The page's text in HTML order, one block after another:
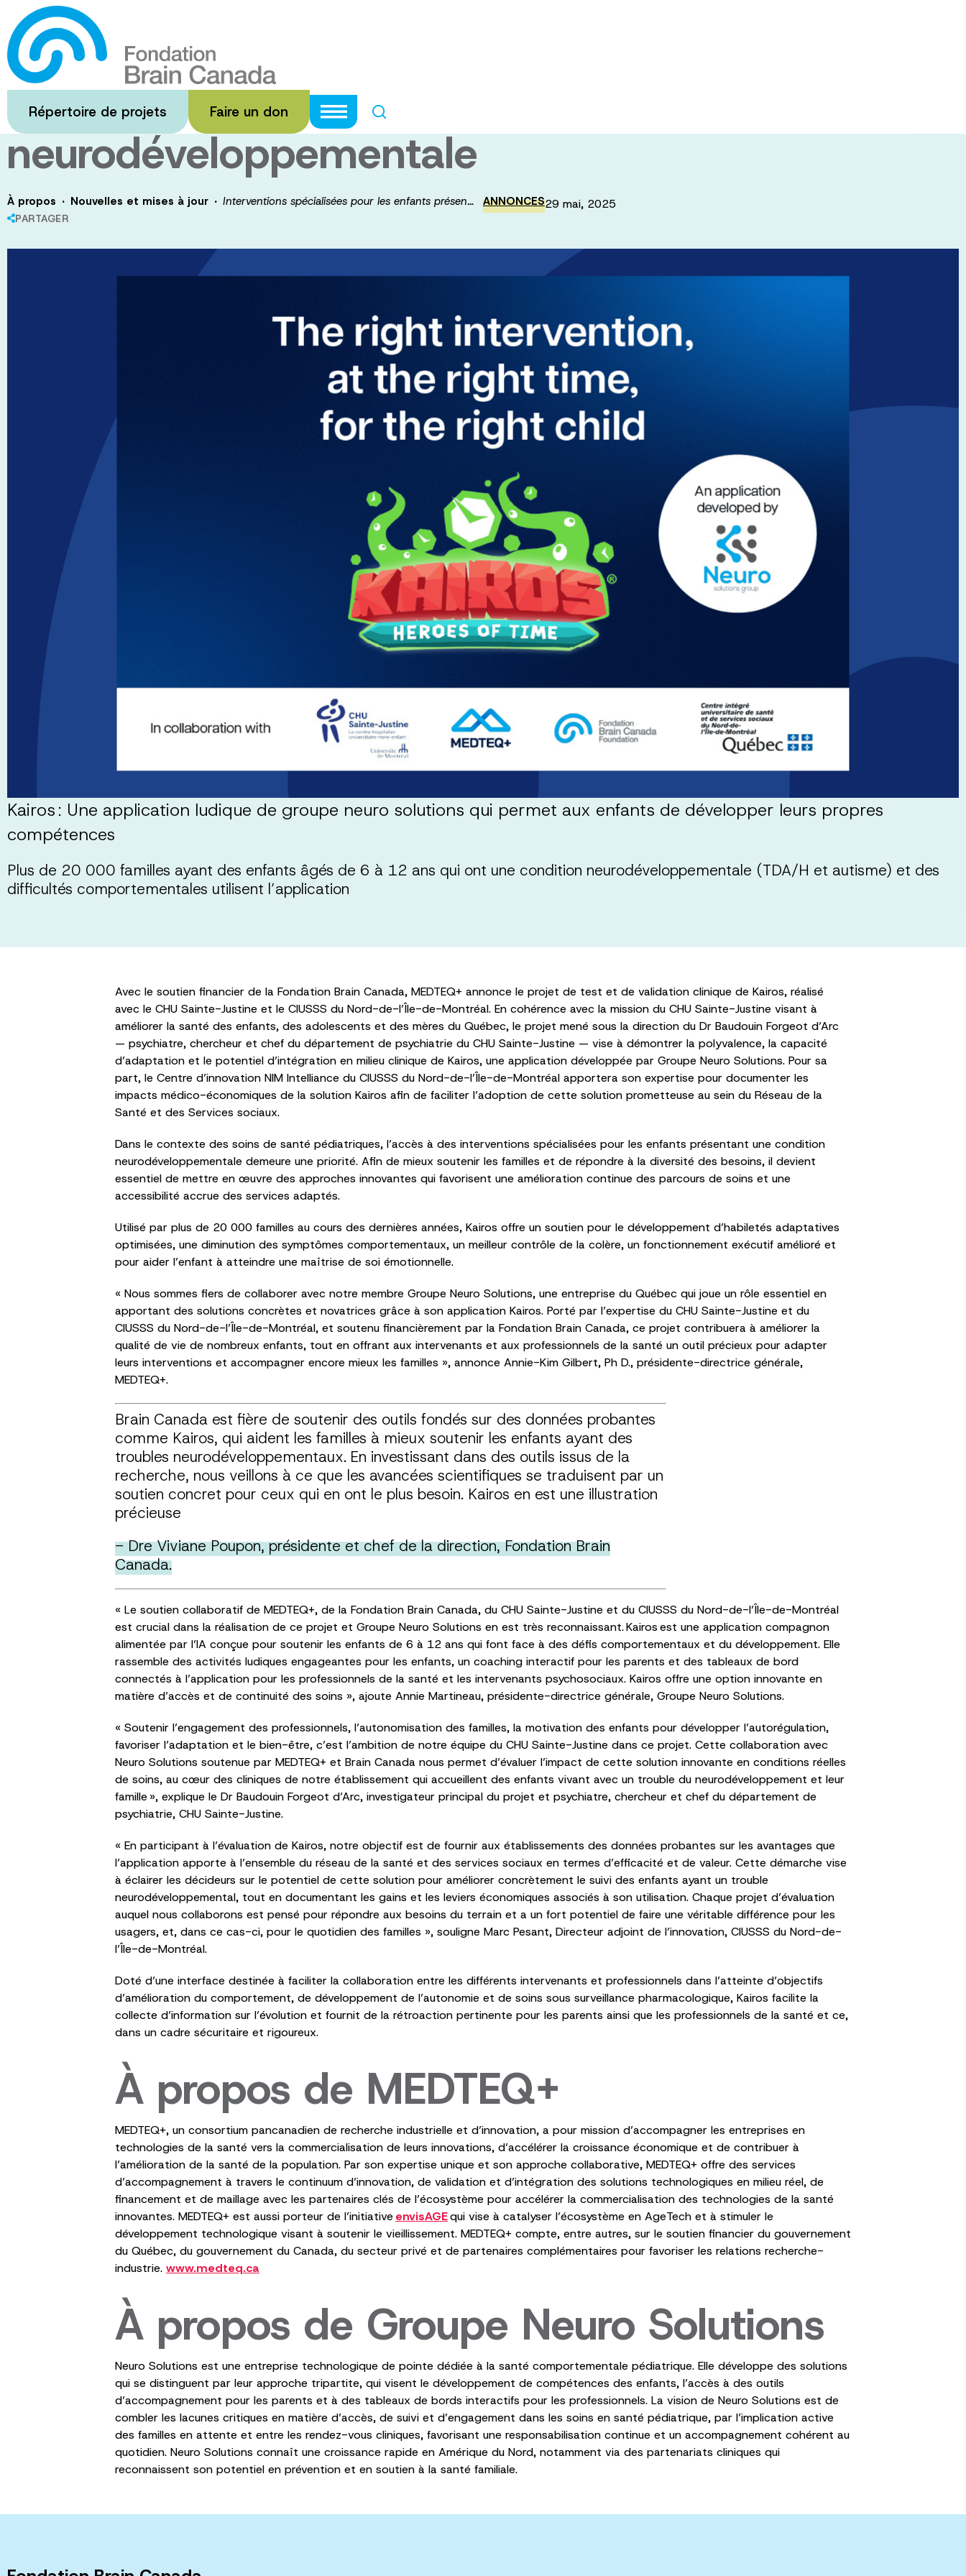
Passer
au
contenu
principal
Répertoire de projets Faire un don
Interventions spécialisées pour les enfants
présentant une condition
neurodéveloppementale
À propos · Nouvelles et mises à jour · Interventions spécialisées pour les enfants présen…
PARTAGER
ANNONCES29 mai, 2025
Kairos : Une application ludique de groupe neuro solutions qui permet aux enfants de développer leurs propres
compétences
Plus de 20 000 familles ayant des enfants âgés de 6 à 12 ans qui ont une condition neurodéveloppementale (TDA/H et autisme) et des
difficultés comportementales utilisent l’application
Avec le soutien financier de la Fondation Brain Canada, MEDTEQ+ annonce le projet de test et de validation clinique de Kairos, réalisé
avec le CHU Sainte-Justine et le CIUSSS du Nord-de-l’Île-de-Montréal. En cohérence avec la mission du CHU Sainte-Justine visant à
améliorer la santé des enfants, des adolescents et des mères du Québec, le projet mené sous la direction du Dr Baudouin Forgeot d’Arc
— psychiatre, chercheur et chef du département de psychiatrie du CHU Sainte-Justine — vise à démontrer la polyvalence, la capacité
d’adaptation et le potentiel d’intégration en milieu clinique de Kairos, une application développée par Groupe Neuro Solutions. Pour sa
part, le Centre d’innovation NIM Intelliance du CIUSSS du Nord-de-l’Île-de-Montréal apportera son expertise pour documenter les
impacts médico-économiques de la solution Kairos afin de faciliter l’adoption de cette solution prometteuse au sein du Réseau de la
Santé et des Services sociaux.
Dans le contexte des soins de santé pédiatriques, l’accès à des interventions spécialisées pour les enfants présentant une condition
neurodéveloppementale demeure une priorité. Afin de mieux soutenir les familles et de répondre à la diversité des besoins, il devient
essentiel de mettre en œuvre des approches innovantes qui favorisent une amélioration continue des parcours de soins et une
accessibilité accrue des services adaptés.
Utilisé par plus de 20 000 familles au cours des dernières années, Kairos offre un soutien pour le développement d’habiletés adaptatives
optimisées, une diminution des symptômes comportementaux, un meilleur contrôle de la colère, un fonctionnement exécutif amélioré et
pour aider l’enfant à atteindre une maîtrise de soi émotionnelle.
« Nous sommes fiers de collaborer avec notre membre Groupe Neuro Solutions, une entreprise du Québec qui joue un rôle essentiel en
apportant des solutions concrètes et novatrices grâce à son application Kairos. Porté par l’expertise du CHU Sainte-Justine et du
CIUSSS du Nord-de-l’Île-de-Montréal, et soutenu financièrement par la Fondation Brain Canada, ce projet contribuera à améliorer la
qualité de vie de nombreux enfants, tout en offrant aux intervenants et aux professionnels de la santé un outil précieux pour adapter
leurs interventions et accompagner encore mieux les familles », annonce Annie-Kim Gilbert, Ph D., présidente-directrice générale,
MEDTEQ+.
Brain Canada est fière de soutenir des outils fondés sur des données probantes
comme Kairos, qui aident les familles à mieux soutenir les enfants ayant des
troubles neurodéveloppementaux. En investissant dans des outils issus de la
recherche, nous veillons à ce que les avancées scientifiques se traduisent par un
soutien concret pour ceux qui en ont le plus besoin. Kairos en est une illustration
précieuse
- Dre Viviane Poupon, présidente et chef de la direction, Fondation Brain
Canada.
« Le soutien collaboratif de MEDTEQ+, de la Fondation Brain Canada, du CHU Sainte-Justine et du CIUSSS du Nord-de-l’Île-de-Montréal
est crucial dans la réalisation de ce projet et Groupe Neuro Solutions en est très reconnaissant. Kairos est une application compagnon
alimentée par l’IA conçue pour soutenir les enfants de 6 à 12 ans qui font face à des défis comportementaux et du développement. Elle
rassemble des activités ludiques engageantes pour les enfants, un coaching interactif pour les parents et des tableaux de bord
connectés à l’application pour les professionnels de la santé et les intervenants psychosociaux. Kairos offre une option innovante en
matière d’accès et de continuité des soins », ajoute Annie Martineau, présidente-directrice générale, Groupe Neuro Solutions.
« Soutenir l’engagement des professionnels, l’autonomisation des familles, la motivation des enfants pour développer l’autorégulation,
favoriser l’adaptation et le bien-être, c’est l’ambition de notre équipe du CHU Sainte-Justine dans ce projet. Cette collaboration avec
Neuro Solutions soutenue par MEDTEQ+ et Brain Canada nous permet d’évaluer l’impact de cette solution innovante en conditions réelles
de soins, au cœur des cliniques de notre établissement qui accueillent des enfants vivant avec un trouble du neurodéveloppement et leur
famille », explique le Dr Baudouin Forgeot d’Arc, investigateur principal du projet et psychiatre, chercheur et chef du département de
psychiatrie, CHU Sainte-Justine.
« En participant à l’évaluation de Kairos, notre objectif est de fournir aux établissements des données probantes sur les avantages que
l’application apporte à l’ensemble du réseau de la santé et des services sociaux en termes d’efficacité et de valeur. Cette démarche vise
à éclairer les décideurs sur le potentiel de cette solution pour améliorer concrètement le suivi des enfants ayant un trouble
neurodéveloppemental, tout en documentant les gains et les leviers économiques associés à son utilisation. Chaque projet d’évaluation
auquel nous collaborons est pensé pour répondre aux besoins du terrain et a un fort potentiel de faire une véritable différence pour les
usagers, et, dans ce cas-ci, pour le quotidien des familles », souligne Marc Pesant, Directeur adjoint de l’innovation, CIUSSS du Nord-de-
l’Île-de-Montréal.
Doté d’une interface destinée à faciliter la collaboration entre les différents intervenants et professionnels dans l’atteinte d’objectifs
d’amélioration du comportement, de développement de l’autonomie et de soins sous surveillance pharmacologique, Kairos facilite la
collecte d’information sur l’évolution et fournit de la rétroaction pertinente pour les parents ainsi que les professionnels de la santé et ce,
dans un cadre sécuritaire et rigoureux.
À propos de MEDTEQ+
MEDTEQ+, un consortium pancanadien de recherche industrielle et d’innovation, a pour mission d’accompagner les entreprises en
technologies de la santé vers la commercialisation de leurs innovations, d’accélérer la croissance économique et de contribuer à
l’amélioration de la santé de la population. Par son expertise unique et son approche collaborative, MEDTEQ+ offre des services
d’accompagnement à travers le continuum d’innovation, de validation et d’intégration des solutions technologiques en milieu réel, de
financement et de maillage avec les partenaires clés de l’écosystème pour accélérer la commercialisation des technologies de la santé
innovantes. MEDTEQ+ est aussi porteur de l’initiativeenvisAGEqui vise à catalyser l’écosystème en AgeTech et à stimuler le
développement technologique visant à soutenir le vieillissement. MEDTEQ+ compte, entre autres, sur le soutien financier du gouvernement
du Québec, du gouvernement du Canada, du secteur privé et de partenaires complémentaires pour favoriser les relations recherche-
industrie. www.medteq.ca
À propos de Groupe Neuro Solutions
Neuro Solutions est une entreprise technologique de pointe dédiée à la santé comportementale pédiatrique. Elle développe des solutions
qui se distinguent par leur approche tripartite, qui visent le développement de compétences des enfants, l’accès à des outils
d’accompagnement pour les parents et à des tableaux de bords interactifs pour les professionnels. La vision de Neuro Solutions est de
combler les lacunes critiques en matière d’accès, de suivi et d’engagement dans les soins en santé pédiatrique, par l’implication active
des familles en attente et entre les rendez-vous cliniques, favorisant une responsabilisation continue et un accompagnement cohérent au
quotidien. Neuro Solutions connaît une croissance rapide en Amérique du Nord, notamment via des partenariats cliniques qui
reconnaissent son potentiel en prévention et en soutien à la santé familiale.